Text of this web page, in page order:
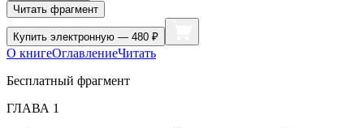
Читать фрагмент
Купить электронную — 480 ₽
О книгеОглавлениеЧитать
Бесплатный фрагмент
ГЛАВА 1